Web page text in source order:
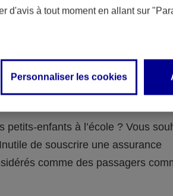
pour votre famille.
accident de voiture
petits-enfants à l’école ? Vous
de souscrire une assurance
comme des passagers
d'avis à tout moment en allant sur
Personnaliser les cookies